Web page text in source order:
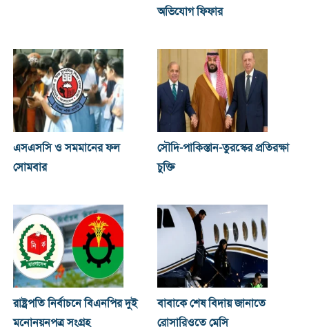
অভিযোগ ফিফার
এসএসসি ও সমমানের ফল
সোমবার
সৌদি-পাকিস্তান-তুরস্কের প্রতিরক্ষা
চুক্তি
রাষ্ট্রপতি নির্বাচনে বিএনপির দুই
মনোনয়নপত্র সংগ্রহ
বাবাকে শেষ বিদায় জানাতে
রোসারিওতে মেসি